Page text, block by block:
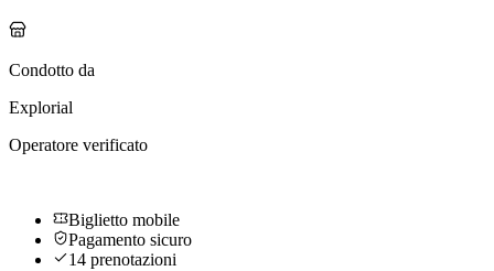
Condotto da
Explorial
Operatore verificato
Biglietto mobile
Pagamento sicuro
14 prenotazioni